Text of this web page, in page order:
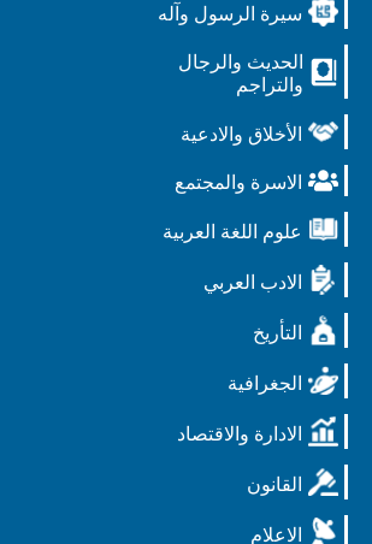
سيرة الرسول وآله
الحديث والرجال
والتراجم
الأخلاق والادعية
الاسرة والمجتمع
علوم اللغة العربية
الادب العربي
التأريخ
الجغرافية
الادارة والاقتصاد
القانون
الاعلام